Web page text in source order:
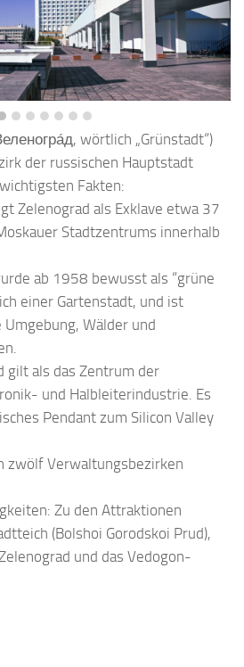
wörtlich „Grünstadt“)
der russischen Hauptstadt
Fakten:
Zelenograd als Exklave etwa 37
Stadtzentrums innerhalb
ab 1958 bewusst als “grüne
einer Gartenstadt, und ist
Wälder und
gilt als das Zentrum der
und Halbleiterindustrie. Es
Pendant zum Silicon Valley
zwölf Verwaltungsbezirken
Zu den Attraktionen
(Bolshoi Gorodskoi Prud),
und das Vedogon-